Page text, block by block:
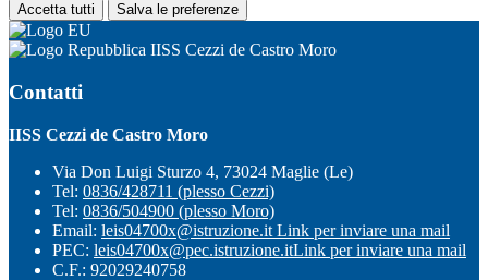
Accetta tutti Salva le preferenze
IISS Cezzi de Castro Moro
Contatti
IISS Cezzi de Castro Moro
Via Don Luigi Sturzo 4, 73024 Maglie (Le)
Tel: 0836/428711 (plesso Cezzi)
Tel: 0836/504900 (plesso Moro)
Email: leis04700x@istruzione.it Link per inviare una mail
PEC: leis04700x@pec.istruzione.itLink per inviare una mail
C.F.: 92029240758